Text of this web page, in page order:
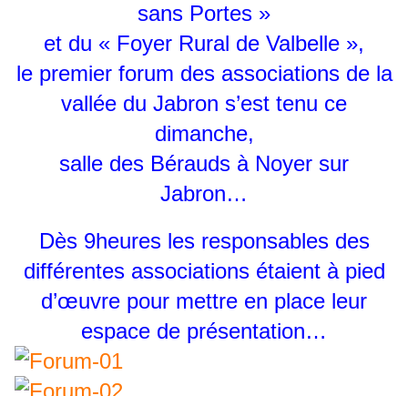
sans Portes »
et du « Foyer Rural de Valbelle »,
le premier forum des associations de la
vallée du Jabron s’est tenu ce
dimanche,
salle des Bérauds à Noyer sur
Jabron…
Dès 9heures les responsables des
différentes associations étaient à pied
d’œuvre pour mettre en place leur
espace de présentation…